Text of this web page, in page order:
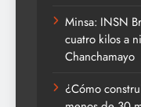
Minsa: INSN
cuatro kilos a
Chanchamayo
¿Cómo